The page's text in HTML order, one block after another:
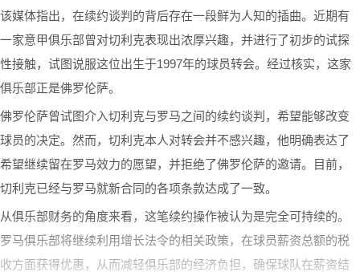
该媒体指出，在续约谈判的背后存在一段鲜为人知的插曲。近期有
一家意甲俱乐部曾对切利克表现出浓厚兴趣，并进行了初步的试探
性接触，试图说服这位出生于1997年的球员转会。经过核实，这家
俱乐部正是佛罗伦萨。
佛罗伦萨曾试图介入切利克与罗马之间的续约谈判，希望能够改变
球员的决定。然而，切利克本人对转会并不感兴趣，他明确表达了
希望继续留在罗马效力的愿望，并拒绝了佛罗伦萨的邀请。目前，
切利克已经与罗马就新合同的各项条款达成了一致。
从俱乐部财务的角度来看，这笔续约操作被认为是完全可持续的。
罗马俱乐部将继续利用增长法令的相关政策，在球员薪资总额的税
收方面获得优惠，从而减轻俱乐部的经济负担，确保球队在薪资结